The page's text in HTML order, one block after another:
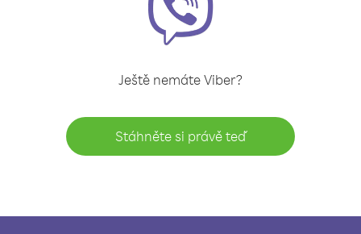
Ještě nemáte Viber?
Stáhněte si právě teď